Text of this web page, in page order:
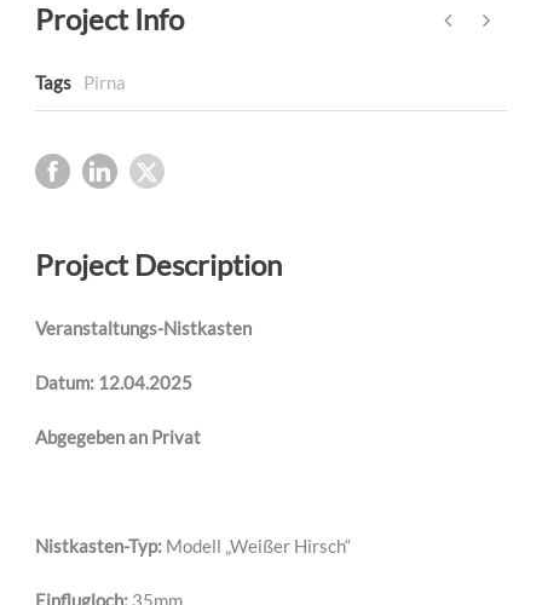
Project Info
Tags Pirna
Project Description
Veranstaltungs-Nistkasten
Datum: 12.04.2025
Abgegeben an Privat
Nistkasten-Typ: Modell „Weißer Hirsch“
Einflugloch: 35mm